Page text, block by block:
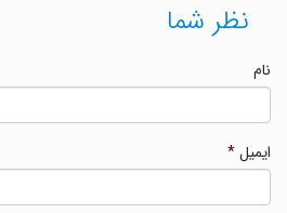
نظر شما
ایمیل*